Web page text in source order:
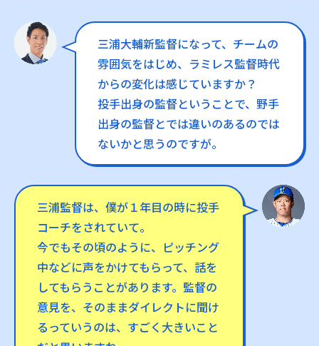
三浦大輔新監督になって、チームの
雰囲気をはじめ、ラミレス監督時代
からの変化は感じていますか？
投手出身の監督ということで、野手
出身の監督とでは違いのあるのでは
ないかと思うのですが。
三浦監督は、僕が１年目の時に投手
コーチをされていて。
今でもその頃のように、ピッチング
中などに声をかけてもらって、話を
してもらうことがあります。監督の
意見を、そのままダイレクトに聞け
るっていうのは、すごく大きいこと